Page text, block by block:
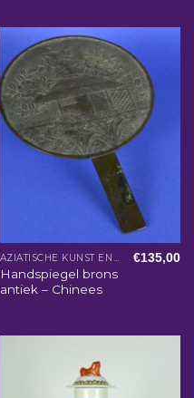
AZIATISCHE KUNST EN WOONACCESSOIRES
Handspiegel brons
antiek – Chinees
€135,00